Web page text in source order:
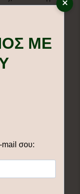
Κιτρικό οξύ
εστέρας
Αλφα-
×
ΜΕ
mail σου: